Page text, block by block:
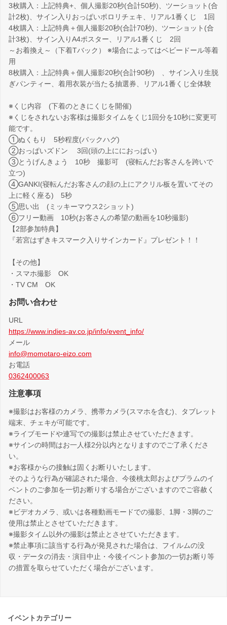
3枚購入：上記特典+、個人撮影20秒(合計50秒)、ツーショット(合
計2枚)、サイン入りおっぱいポロリチェキ、リアル1番くじ 1回
4枚購入：上記特典＋個人撮影20秒(合計70秒)、ツーショット(合
計3枚)、サイン入りA4ポスター、リアル1番くじ 2回
～お着換え～（下着Tバック） ※場合によってはベビードール等着
用
8枚購入：上記特典＋個人撮影20秒(合計90秒) 、サイン入り生脱
ぎパンティー、着用衣装が当たる抽選券、リアル1番くじ全体験
※くじ内容 (下着のときにくじを開催)
※くじをされないお客様は撮影タイムをくじ1回分を10秒に変更可
能です。
①ぬくもり 5秒程度(バックハグ)
②おっぱいズドン 3回(頭の上ににおっぱい)
③とうげんきょう 10秒 撮影可 (寝転んだお客さんを跨いで
立つ)
④GANKI(寝転んだお客さんの顔の上にアクリル板を置いてその
上に軽く座る) 5秒
⑤思い出 (ミッキーマウス2ショット)
⑥フリー動画 10秒(お客さんの希望の動画を10秒撮影)
【2部参加特典】
『若宮はずきキスマーク入りサインカード』プレゼント！！
【その他】
・スマホ撮影 OK
・TV CM OK
お問い合わせ
URL
https://www.indies-av.co.jp/info/event_info/
メール
info@momotaro-eizo.com
お電話
0362400063
注意事項
※撮影はお客様のカメラ、携帯カメラ(スマホを含む)、タブレット
端末、チェキが可能です。
※ライブモードや連写での撮影は禁止させていただきます。
※サインの時間はお一人様2分以内となりますのでご了承くださ
い。
※お客様からの接触は固くお断りいたします。
そのような行為が確認された場合、今後桃太郎およびプラムのイ
ベントのご参加を一切お断りする場合がございますのでご容赦く
ださい。
※ビデオカメラ、或いは各種動画モードでの撮影、1脚・3脚のご
使用は禁止とさせていただきます。
※撮影タイム以外の撮影は禁止とさせていただきます。
※禁止事項に該当する行為が発見された場合は、フイルムの没
収・データの消去・演目中止・今後イベント参加の一切お断り等
の措置を取らせていただく場合がございます。
イベントカテゴリー